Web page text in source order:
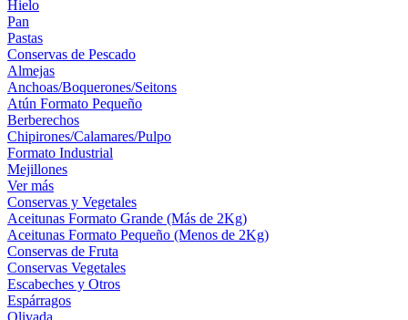
Hielo
Pan
Pastas
Conservas de Pescado
Almejas
Anchoas/Boquerones/Seitons
Atún Formato Pequeño
Berberechos
Chipirones/Calamares/Pulpo
Formato Industrial
Mejillones
Ver más
Conservas y Vegetales
Aceitunas Formato Grande (Más de 2Kg)
Aceitunas Formato Pequeño (Menos de 2Kg)
Conservas de Fruta
Conservas Vegetales
Escabeches y Otros
Espárragos
Olivada